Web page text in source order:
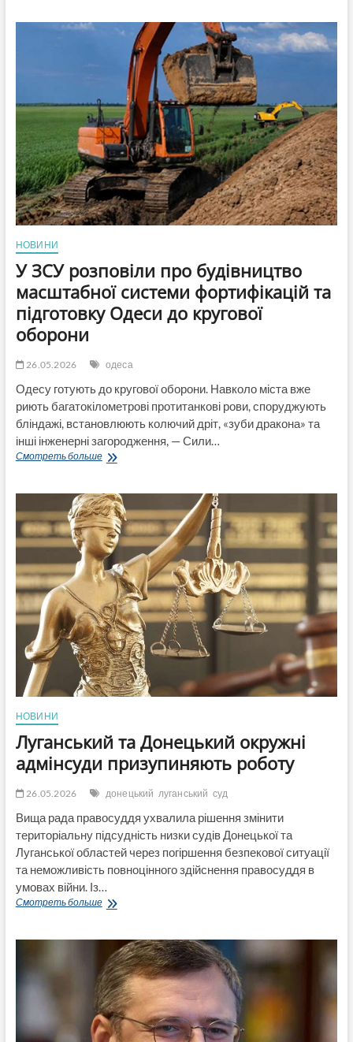
майже
х
років
відведених
Кабміном
на
реалізацію
експерименту
щодо
створення
орендного
НОВИНИ
У ЗСУ розповіли про будівництво
масштабної системи фортифікацій та
підготовку Одеси до кругової
оборони
26.05.2026 одеса
Одесу готують до кругової оборони. Навколо міста вже
риють багатокілометрові протитанкові рови, споруджують
бліндажі, встановлюють колючий дріт, «зуби дракона» та
інші інженерні загородження, — Сили…
Смотреть большеУ
про
будівництво
масштабної
системи
фортифікацій
та
підготовку
Одеси
до
кругової
оборони
НОВИНИ
Луганський та Донецький окружні
адмінсуди призупиняють роботу
26.05.2026 донецький луганський суд
Вища рада правосуддя ухвалила рішення змінити
територіальну підсудність низки судів Донецької та
Луганської областей через погіршення безпекової ситуації
та неможливість повноцінного здійснення правосуддя в
умовах війни. Із…
Смотреть большеЛуганський
окружні
адмінсуди
призупиняють
роботу